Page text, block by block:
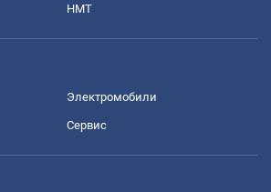
НМТ
Электромобили
Сервис